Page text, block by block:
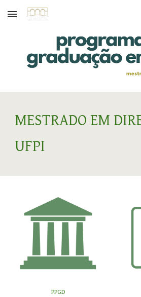
Skip to main content
MESTRADO EM
UFPI
PPGD